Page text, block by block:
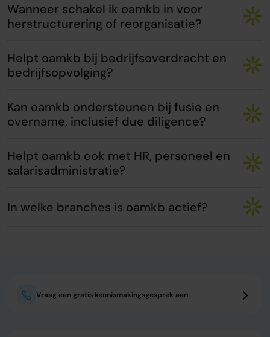
Wanneer schakel ik oamkb in voor
herstructurering of reorganisatie?
Helpt oamkb bij bedrijfsoverdracht en
bedrijfsopvolging?
Kan oamkb ondersteunen bij fusie en
overname, inclusief due diligence?
Helpt oamkb ook met HR, personeel en
salarisadministratie?
In welke branches is oamkb actief?
Vraag een gratis kennismakingsgesprek aan